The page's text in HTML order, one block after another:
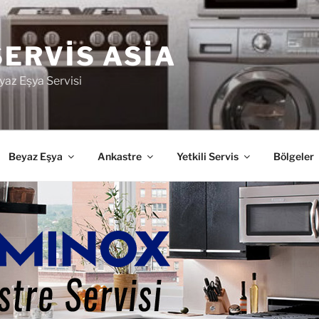
ASIA
Eşya Servisi
Beyaz Eşya Ankastre Yetkili Servis Bölgeler